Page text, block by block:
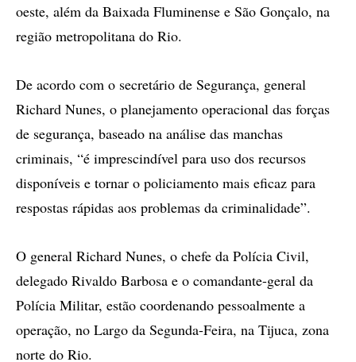
oeste, além da Baixada Fluminense e São Gonçalo, na
região metropolitana do Rio.
De acordo com o secretário de Segurança, general
Richard Nunes, o planejamento operacional das forças
de segurança, baseado na análise das manchas
criminais, “é imprescindível para uso dos recursos
disponíveis e tornar o policiamento mais eficaz para
respostas rápidas aos problemas da criminalidade”.
O general Richard Nunes, o chefe da Polícia Civil,
delegado Rivaldo Barbosa e o comandante-geral da
Polícia Militar, estão coordenando pessoalmente a
operação, no Largo da Segunda-Feira, na Tijuca, zona
norte do Rio.